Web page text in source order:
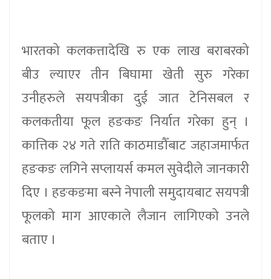
भारतको कलकत्तादेखि रु एक लाख बराबरको
बीउ ल्याएर तीन बिघामा खेती सुरु गरेका
उनीहरुले सयपत्रीका दुई जात टेनिसबल र
कलकतीया फूल हङकङ निर्यात गरेका हुन् ।
कात्तिक २४ गते राति काठमाडौँबाट जहाजमार्फत
हङकङ लगिने सप्लायर्स कमल सुवेदीले जानकारी
दिए । हङकङमा बस्ने नेपाली समुदायबाट सयपत्री
फूलको माग आएकाले लैजान लागिएको उनले
बताए ।